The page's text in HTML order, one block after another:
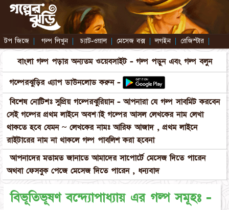
টপ জিজে | গল্প লিখুন | চ্যাট-ওয়াল | মেসেজ বক্স | লগইন | রেজিস্টার |
বাংলা গল্প পড়ার অন্যতম ওয়েবসাইট - গল্প পড়ুন এবং গল্প বলুন
গল্পেরঝুড়ির এ্যাপ ডাউনলোড করুন -
বিশেষ নোটিশঃ সুপ্রিয় গল্পেরঝুরিয়ান - আপনারা যে গল্প সাবমিট করবেন
সেই গল্পের প্রথম লাইনে অবশ্যাই গল্পের আসল লেখকের নাম লেখা
থাকতে হবে যেমন ~ লেখকের নামঃ আরিফ আজাদ , প্রথম লাইনে
রাইটারের নাম না থাকলে গল্প পাবলিশ করা হবেনা
আপনাদের মতামত জানাতে আমাদের সাপোর্টে মেসেজ দিতে পারেন
অথবা ফেসবুক পেজে মেসেজ দিতে পারেন , ধন্যবাদ
বিভূতিভূষণ বন্দ্যোপাধ্যায় এর গল্প সমূহঃ -